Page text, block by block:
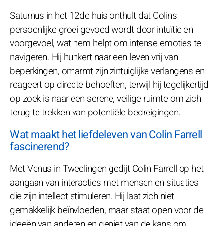
Saturnus in het 12de huis onthult dat Colins
persoonlijke groei gevoed wordt door intuïtie en
voorgevoel, wat hem helpt om intense emoties te
navigeren. Hij hunkert naar een leven vrij van
beperkingen, omarmt zijn zintuiglijke verlangens en
reageert op directe behoeften, terwijl hij tegelijkertijd
op zoek is naar een serene, veilige ruimte om zich
terug te trekken van potentiële bedreigingen.
Wat maakt het liefdeleven van Colin Farrell
fascinerend?
Met Venus in Tweelingen gedijt Colin Farrell op het
aangaan van interacties met mensen en situaties
die zijn intellect stimuleren. Hij laat zich niet
gemakkelijk beïnvloeden, maar staat open voor de